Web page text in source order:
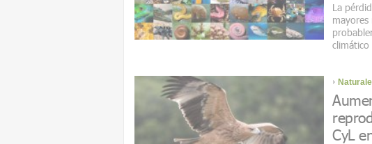
La
climático
CyL